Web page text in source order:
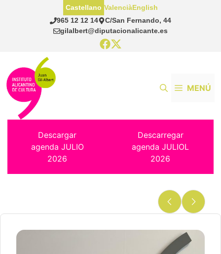
965 12 12 14
C/San Fernando, 44
gilalbert@diputacionalicante.es
Castellano ValenciàEnglish
MENÚ
Descargar
agenda JULIO
2026
Descarregar
agenda JULIOL
2026